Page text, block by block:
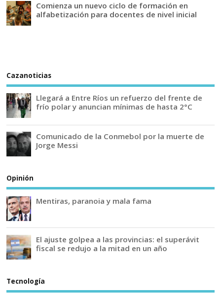
Comienza un nuevo ciclo de formación en
alfabetización para docentes de nivel inicial
Cazanoticias
Llegará a Entre Ríos un refuerzo del frente de
frío polar y anuncian mínimas de hasta 2°C
Comunicado de la Conmebol por la muerte de
Jorge Messi
Opinión
Mentiras, paranoia y mala fama
El ajuste golpea a las provincias: el superávit
fiscal se redujo a la mitad en un año
Tecnología